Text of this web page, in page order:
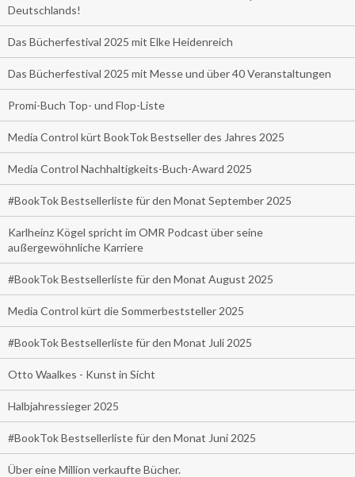
Deutschlands!
Das Bücherfestival 2025 mit Elke Heidenreich
Das Bücherfestival 2025 mit Messe und über 40 Veranstaltungen
Promi-Buch Top- und Flop-Liste
Media Control kürt BookTok Bestseller des Jahres 2025
Media Control Nachhaltigkeits-Buch-Award 2025
#BookTok Bestsellerliste für den Monat September 2025
Karlheinz Kögel spricht im OMR Podcast über seine
außergewöhnliche Karriere
#BookTok Bestsellerliste für den Monat August 2025
Media Control kürt die Sommerbeststeller 2025
#BookTok Bestsellerliste für den Monat Juli 2025
Otto Waalkes - Kunst in Sicht
Halbjahressieger 2025
#BookTok Bestsellerliste für den Monat Juni 2025
Über eine Million verkaufte Bücher.